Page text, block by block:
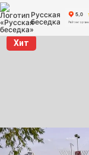
Русская
беседка
Хит